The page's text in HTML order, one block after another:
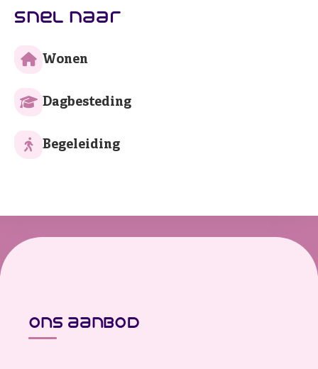
snel naar
Wonen
Dagbesteding
Begeleiding
ons aanbod